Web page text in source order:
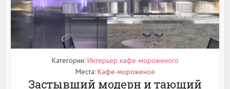
Категории: Интерьер кафе-мороженого
Места: Кафе-мороженое
Застывший модерн и тающий